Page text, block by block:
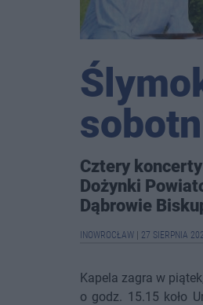
Cztery
Dożynki
Dąbrowie
INOWROCŁAW 27 SIERPNIA
Kapela zagra w
o godz. 15.15 koło